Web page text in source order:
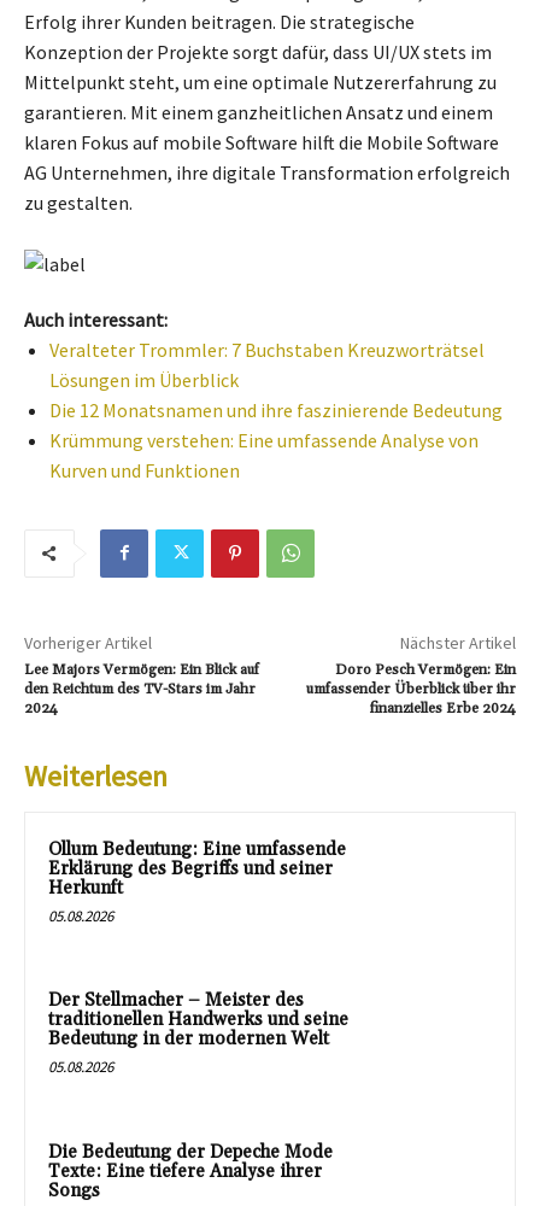
Erfolg ihrer Kunden beitragen. Die strategische
Konzeption der Projekte sorgt dafür, dass UI/UX stets im
Mittelpunkt steht, um eine optimale Nutzererfahrung zu
garantieren. Mit einem ganzheitlichen Ansatz und einem
klaren Fokus auf mobile Software hilft die Mobile Software
AG Unternehmen, ihre digitale Transformation erfolgreich
zu gestalten.
Auch interessant:
Veralteter Trommler: 7 Buchstaben Kreuzworträtsel
Lösungen im Überblick
Die 12 Monatsnamen und ihre faszinierende Bedeutung
Krümmung verstehen: Eine umfassende Analyse von
Kurven und Funktionen
Vorheriger Artikel
Lee Majors Vermögen: Ein Blick auf
den Reichtum des TV-Stars im Jahr
2024
Nächster Artikel
Doro Pesch Vermögen: Ein
umfassender Überblick über ihr
finanzielles Erbe 2024
Weiterlesen
Ollum Bedeutung: Eine umfassende
Erklärung des Begriffs und seiner
Herkunft
05.08.2026
Der Stellmacher – Meister des
traditionellen Handwerks und seine
Bedeutung in der modernen Welt
05.08.2026
Die Bedeutung der Depeche Mode
Texte: Eine tiefere Analyse ihrer
Songs